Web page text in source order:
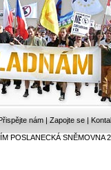
nám | Zapojte se |
POSLANECKÁ SNĚMOVNA